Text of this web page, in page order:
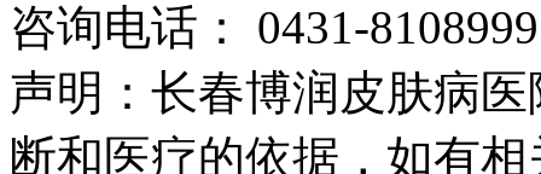
咨询电话： 0431-
声明：长春博润皮肤病
断和医疗的依据，如有